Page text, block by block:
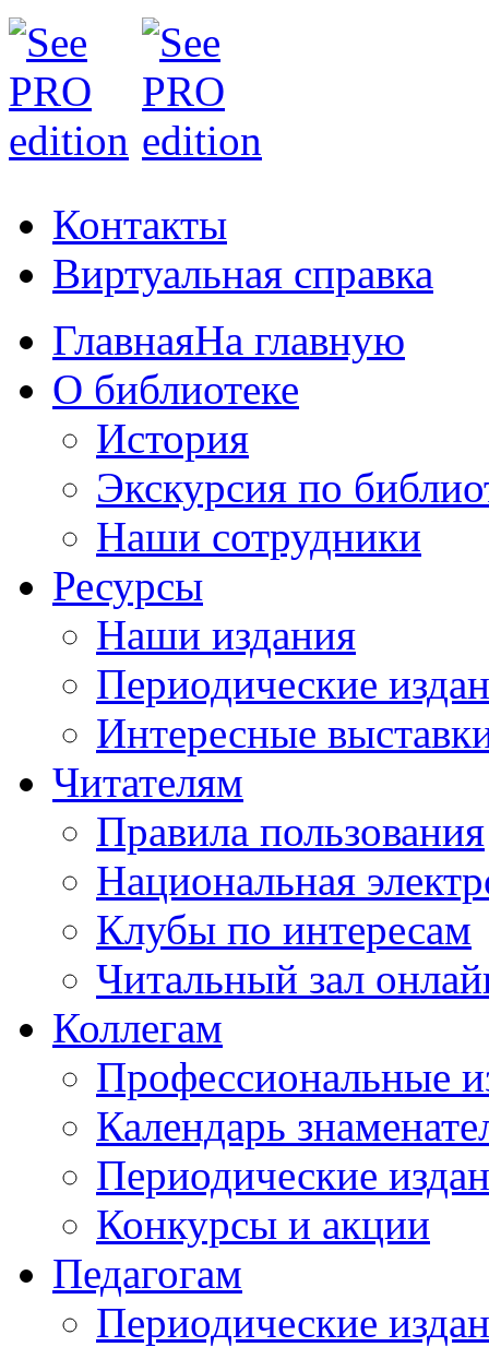
Контакты
Виртуальная справка
ГлавнаяНа главную
О библиотеке
История
Экскурсия по
Наши сотрудники
Ресурсы
Наши издания
Периодические
Интересные
Читателям
Правила пользования
Национальная
Клубы по интересам
Читальный зал
Коллегам
Профессиональные
Календарь
Периодические
Конкурсы и акции
Педагогам
Периодические